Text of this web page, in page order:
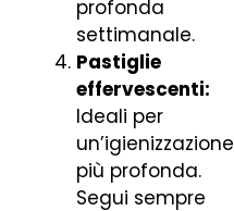
profonda
settimanale.
Pastiglie
effervescenti:
Ideali per
un’igienizzazione
più profonda.
Segui sempre